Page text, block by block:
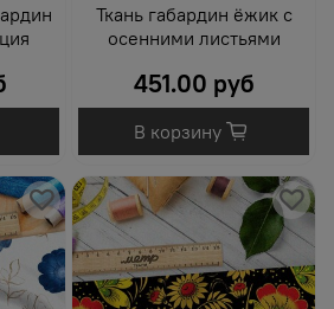
Ткань габардин ёжик с
осенними листьями
451.00 руб
В корзину